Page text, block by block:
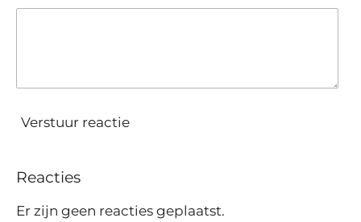
Verstuur reactie
Reacties
Er zijn geen reacties geplaatst.